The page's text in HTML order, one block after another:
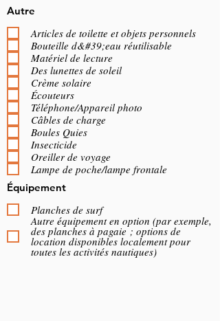
Autre
Articles de toilette et objets personnels
Bouteille d&#39;eau réutilisable
Matériel de lecture
Des lunettes de soleil
Crème solaire
Écouteurs
Téléphone/Appareil photo
Câbles de charge
Boules Quies
Insecticide
Oreiller de voyage
Lampe de poche/lampe frontale
Équipement
Planches de surf
Autre équipement en option (par exemple,
des planches à pagaie ; options de
location disponibles localement pour
toutes les activités nautiques)